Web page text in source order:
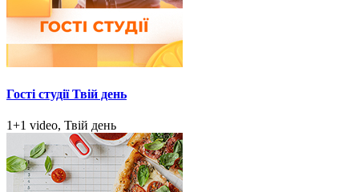
Гості студії Твій день
1+1 video, Твій день